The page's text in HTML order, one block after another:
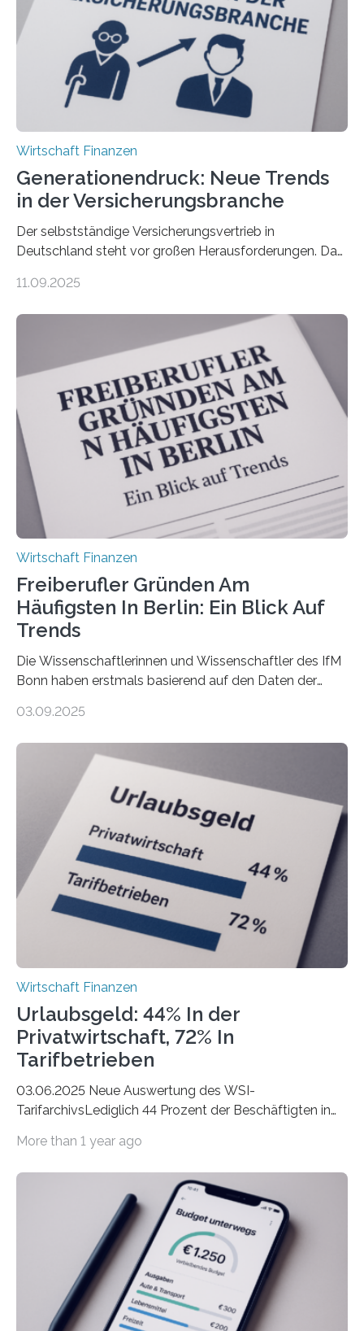
Wirtschaft Finanzen
Generationendruck: Neue Trends
in der Versicherungsbranche
Der selbstständige Versicherungsvertrieb in
Deutschland steht vor großen Herausforderungen. Das
Dr. Matthias Beenken und Prof. Dr. Lukas Linnenbrink
Bundesverbands Deutscher Versicherungskaufleute e.V.
durchgeführt haben. Die Studie basiert auf den
Antworten von 1.440 selbstständigen
Versicherungsvertreter*innen und -makler*innen. Ein
Ergebnis: Deutlich mehr als die Hälfte der Befragten ist
über 50 Jahre alt und wird in den nächsten Jahren eine
Nachfolgeregelung benötigen. Aber nur ein Drittel hat
bereits Regelungen…
11.09.2025
Wirtschaft Finanzen
Freiberufler Gründen Am
Häufigsten In Berlin: Ein Blick Auf
Trends
Die Wissenschaftlerinnen und Wissenschaftler des IfM
Bonn haben erstmals basierend auf den Daten der
Landkreise mit den meisten Gründungen von
ist demnach Berlin. Betrachtet man nur die Gründungen
der Freiberuflerinnen, so liegt Leipzig an der Spitze. In
Berlin starteten in 2024 die meisten Personen in eine
eigene freiberufliche Existenz, dahinter folgten die
Städte Hamburg, München und Köln. Betrachtet man
hingegen die Existenzgründungsintensität – die Anzahl
der freiberuflichen Gründungen je…
03.09.2025
Wirtschaft Finanzen
Urlaubsgeld: 44% In der
Privatwirtschaft, 72% In
Tarifbetrieben
03.06.2025 Neue Auswertung des WSI-
TarifarchivsLediglich 44 Prozent der Beschäftigten in
tarifgebundenen Betrieben ist der Anteil mit 72 Prozent
Unterkünfte fast überall deutlich teurer geworden. Für
viele Beschäftigte ist deshalb das zumeist im Juni oder
Juli ausgezahlte Urlaubsgeld ein wichtiger Faktor, um
sich den wohlverdienten Jahresurlaub leisten zu
können. Allerdings erhält mit 44 Prozent noch nicht
einmal die Hälfte aller Beschäftigten in der
Privatwirtschaft Urlaubsgeld. Zu diesem…
More than 1 year ago